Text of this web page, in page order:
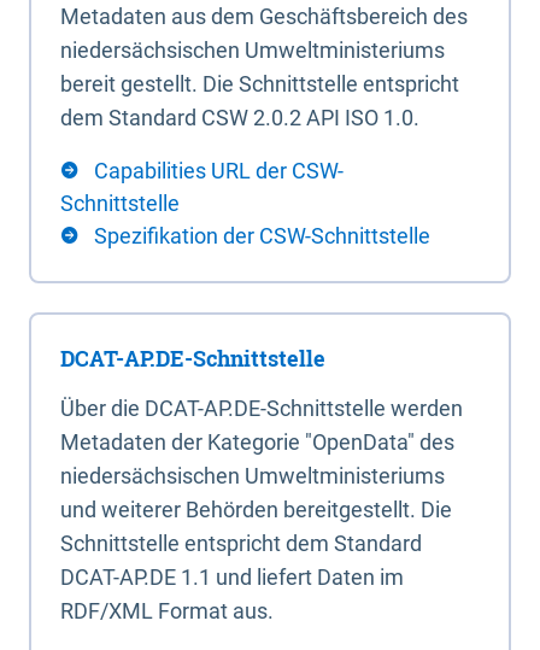
Metadaten aus dem Geschäftsbereich des
niedersächsischen Umweltministeriums
bereit gestellt. Die Schnittstelle entspricht
dem Standard CSW 2.0.2 API ISO 1.0.
Capabilities URL der CSW-
Schnittstelle
Spezifikation der CSW-Schnittstelle
DCAT-AP.DE-Schnittstelle
Über die DCAT-AP.DE-Schnittstelle werden
Metadaten der Kategorie "OpenData" des
niedersächsischen Umweltministeriums
und weiterer Behörden bereitgestellt. Die
Schnittstelle entspricht dem Standard
DCAT-AP.DE 1.1 und liefert Daten im
RDF/XML Format aus.